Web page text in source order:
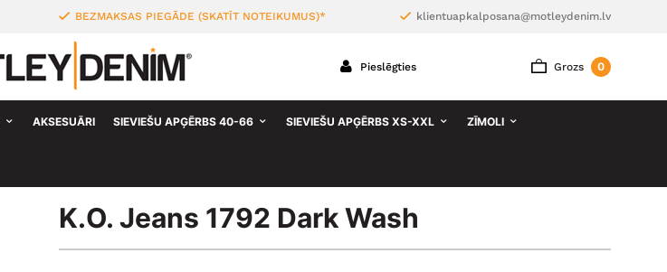
BEZMAKSAS PIEGĀDE (SKATĪT NOTEIKUMUS)* klientuapkalposana@motleydenim.lv
Grozs 0
Pieslēgties
AKSESUĀRI SIEVIEŠU APĢĒRBS 40-66 SIEVIEŠU APĢĒRBS XS-XXL ZĪMOLI
K.O. Jeans 1792 Dark Wash